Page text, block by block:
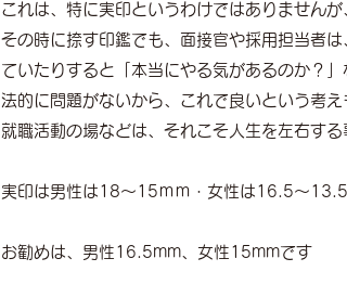
これは、特に実印というわけではありません
その時に捺す印鑑でも、面接官や採用担当者
ていたりすると「本当にやる気があるのか？
法的に問題がないから、これで良いという考
就職活動の場などは、それこそ人生を左右する
実印は男性は18～15ｍｍ・女性は16.5～13.5
お勧めは、男性16.5mm、女性15mmです